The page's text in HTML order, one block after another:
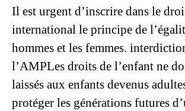
Il est urgent d’inscrire dans le
international le principe de
hommes et les femmes.
l’AMPLes droits de l’enfant ne
laissés aux enfants devenus
protéger les générations futures